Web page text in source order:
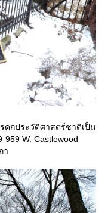
ดกประวัติศาสตร์ชาติเป็น
959 W. Castlewood
า